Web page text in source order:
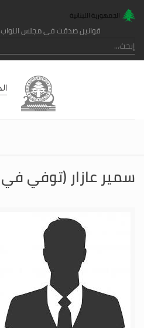
الجمهورية اللبنانية
قوانين صدقت في مجلس النواب
سمير عازار (توفي في 8/6/2017)